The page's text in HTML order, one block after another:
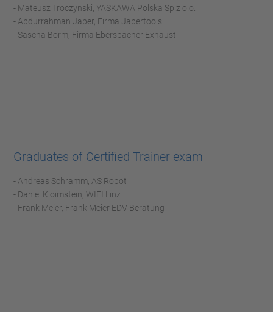
- Mateusz Troczynski, YASKAWA Polska Sp.z o.o.
- Abdurrahman Jaber, Firma Jabertools
- Sascha Borm, Firma Eberspächer Exhaust
Graduates of Certified Trainer exam
- Andreas Schramm, AS Robot
- Daniel Kloimstein, WIFI Linz
- Frank Meier, Frank Meier EDV Beratung